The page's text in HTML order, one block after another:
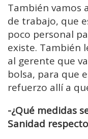
También vamos
de trabajo, que
poco personal
existe. También
al gerente que
bolsa, para que
refuerzo allí a
-¿Qué medidas
Sanidad